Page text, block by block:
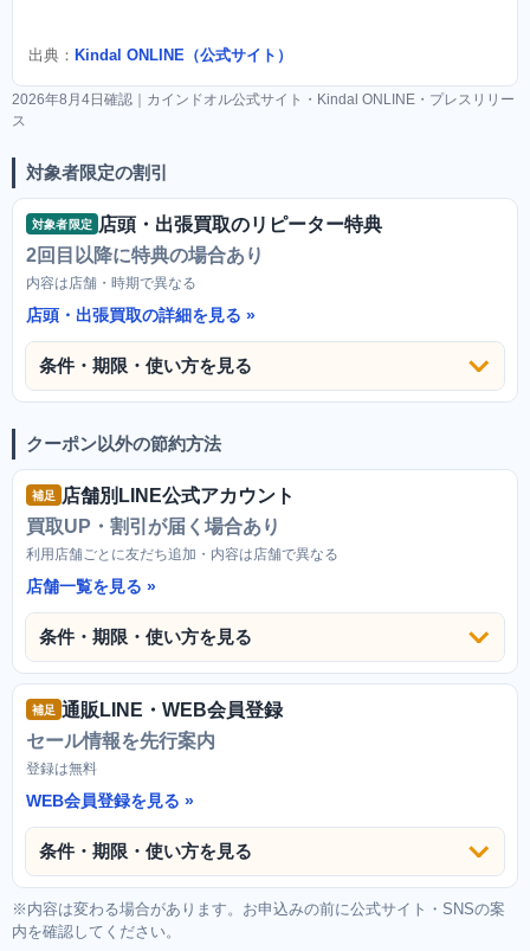
出典： Kindal ONLINE（公式サイト）
2026年8月4日確認｜カインドオル公式サイト・Kindal ONLINE・プレスリリー
ス
対象者限定の割引
対象者限定
店頭・出張買取のリピーター特典
2回目以降に特典の場合あり
内容は店舗・時期で異なる
店頭・出張買取の詳細を見る
条件・期限・使い方を見る
クーポン以外の節約方法
補足
店舗別LINE公式アカウント
買取UP・割引が届く場合あり
利用店舗ごとに友だち追加・内容は店舗で異なる
店舗一覧を見る
条件・期限・使い方を見る
補足 通販LINE・WEB会員登録
セール情報を先行案内
登録は無料
WEB会員登録を見る
条件・期限・使い方を見る
※内容は変わる場合があります。お申込みの前に公式サイト・SNSの案
内を確認してください。